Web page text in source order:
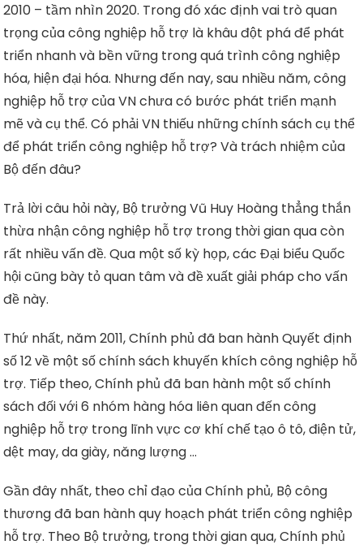
2010 – tầm nhìn 2020. Trong đó xác định vai trò quan
trọng của công nghiệp hỗ trợ là khâu đột phá để phát
triển nhanh và bền vững trong quá trình công nghiệp
hóa, hiện đại hóa. Nhưng đến nay, sau nhiều năm, công
nghiệp hỗ trợ của VN chưa có bước phát triển mạnh
mẽ và cụ thể. Có phải VN thiếu những chính sách cụ thể
để phát triển công nghiệp hỗ trợ? Và trách nhiệm của
Bộ đến đâu?
Trả lời câu hỏi này, Bộ trưởng Vũ Huy Hoàng thẳng thắn
thừa nhận công nghiệp hỗ trợ trong thời gian qua còn
rất nhiều vấn đề. Qua một số kỳ họp, các Đại biểu Quốc
hội cũng bày tỏ quan tâm và đề xuất giải pháp cho vấn
đề này.
Thứ nhất, năm 2011, Chính phủ đã ban hành Quyết định
số 12 về một số chính sách khuyến khích công nghiệp hỗ
trợ. Tiếp theo, Chính phủ đã ban hành một số chính
sách đối với 6 nhóm hàng hóa liên quan đến công
nghiệp hỗ trợ trong lĩnh vực cơ khí chế tạo ô tô, điện tử,
dệt may, da giày, năng lượng …
Gần đây nhất, theo chỉ đạo của Chính phủ, Bộ công
thương đã ban hành quy hoạch phát triển công nghiệp
hỗ trợ. Theo Bộ trưởng, trong thời gian qua, Chính phủ